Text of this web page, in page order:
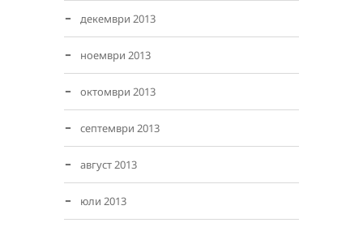
декември 2013
ноември 2013
октомври 2013
септември 2013
август 2013
юли 2013